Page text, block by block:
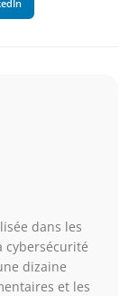
dans les
cybersécurité
dizaine
et les